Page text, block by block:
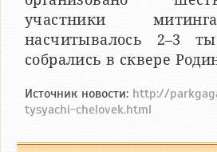
участники
насчитывалось 2–3
собрались в сквере
Источник новости: http://
tysyachi-chelovek.html